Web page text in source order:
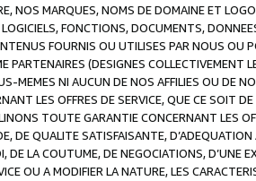
NOS MARQUES, NOMS DE DOMAINE ET
FONCTIONS, DOCUMENTS,
FOURNIS OU UTILISES PAR NOUS OU
PARTENAIRES (DESIGNES COLLECTIVEMENT
MEMES NI AUCUN DE NOS AFFILIES OU DE
LES OFFRES DE SERVICE, QUE CE SOIT
TOUTE GARANTIE CONCERNANT LES
DE QUALITE SATISFAISANTE,
DE LA COUTUME, DE NEGOCIATIONS, D’UNE
OU A MODIFIER LA NATURE, LES